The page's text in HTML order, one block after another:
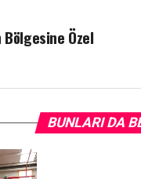
Özel
BUNLARI DA